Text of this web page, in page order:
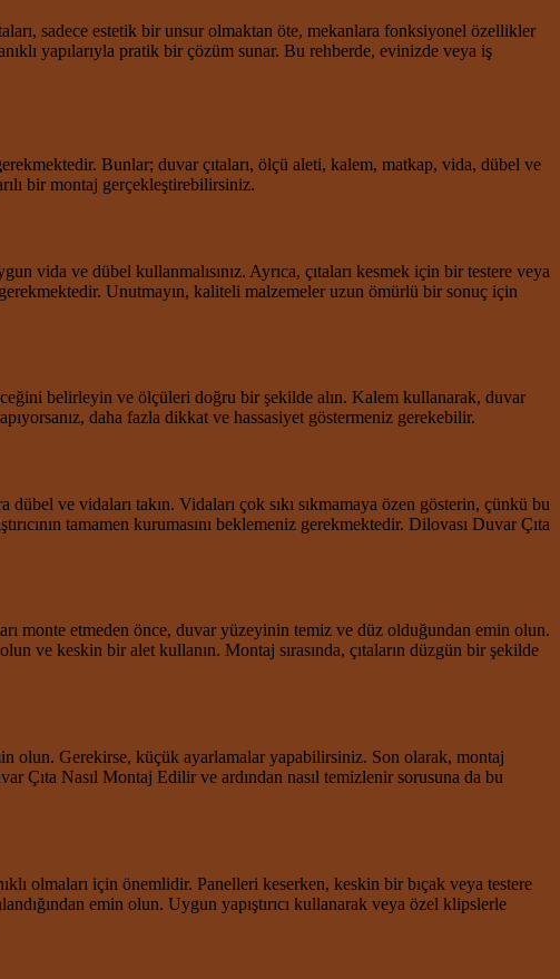
sadece estetik bir unsur olmaktan öte, mekanlara fonksiyonel özellikler
yapılarıyla pratik bir çözüm sunar. Bu rehberde, evinizde veya iş
Bunlar; duvar çıtaları, ölçü aleti, kalem, matkap, vida, dübel ve
bir montaj gerçekleştirebilirsiniz.
vida ve dübel kullanmalısınız. Ayrıca, çıtaları kesmek için bir testere veya
gerekmektedir. Unutmayın, kaliteli malzemeler uzun ömürlü bir sonuç için
belirleyin ve ölçüleri doğru bir şekilde alın. Kalem kullanarak, duvar
daha fazla dikkat ve hassasiyet göstermeniz gerekebilir.
ve vidaları takın. Vidaları çok sıkı sıkmamaya özen gösterin, çünkü bu
tamamen kurumasını beklemeniz gerekmektedir. Dilovası Duvar Çıta
monte etmeden önce, duvar yüzeyinin temiz ve düz olduğundan emin olun.
ve keskin bir alet kullanın. Montaj sırasında, çıtaların düzgün bir şekilde
olun. Gerekirse, küçük ayarlamalar yapabilirsiniz. Son olarak, montaj
Çıta Nasıl Montaj Edilir ve ardından nasıl temizlenir sorusuna da bu
olmaları için önemlidir. Panelleri keserken, keskin bir bıçak veya testere
emin olun. Uygun yapıştırıcı kullanarak veya özel klipslerle